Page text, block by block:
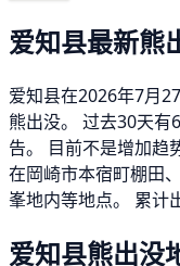
爱知县最新熊
爱知县在2026年7月
熊出没。 过去30天有
告。 目前不是增加趋
在岡崎市本宿町棚田
峯地内等地点。 累计
爱知县熊出没